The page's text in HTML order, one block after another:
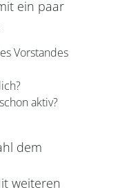
ein paar
Vorstandes
aktiv?
dem
weiteren